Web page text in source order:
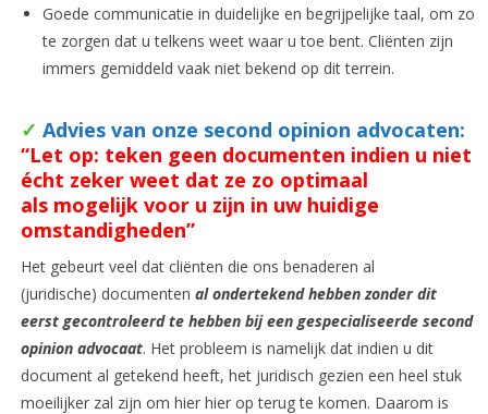
Goede communicatie in duidelijke en begrijpelijke taal, om zo
te zorgen dat u telkens weet waar u toe bent. Cliënten zijn
immers gemiddeld vaak niet bekend op dit terrein.
✓ Advies van onze second opinion advocaten:
“Let op: teken geen documenten indien u niet
écht zeker weet dat ze zo optimaal
als mogelijk voor u zijn in uw huidige
omstandigheden”
Het gebeurt veel dat cliënten die ons benaderen al
(juridische) documenten al ondertekend hebben zonder dit
eerst gecontroleerd te hebben bij een gespecialiseerde second
opinion advocaat. Het probleem is namelijk dat indien u dit
document al getekend heeft, het juridisch gezien een heel stuk
moeilijker zal zijn om hier hier op terug te komen. Daarom is